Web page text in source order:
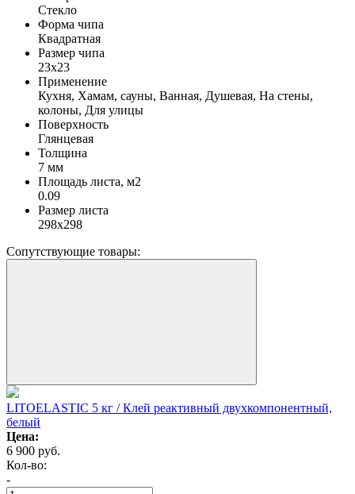
Стекло
Форма чипа
Квадратная
Размер чипа
23х23
Применение
Кухня, Хамам, сауны, Ванная, Душевая, На стены,
колоны, Для улицы
Поверхность
Глянцевая
Толщина
7 мм
Площадь листа, м2
0.09
Размер листа
298x298
Сопутствующие товары:
LITOELASTIC 5 кг / Клей реактивный двухкомпонентный,
белый
Цена:
6 900 руб.
Кол-вo:
-